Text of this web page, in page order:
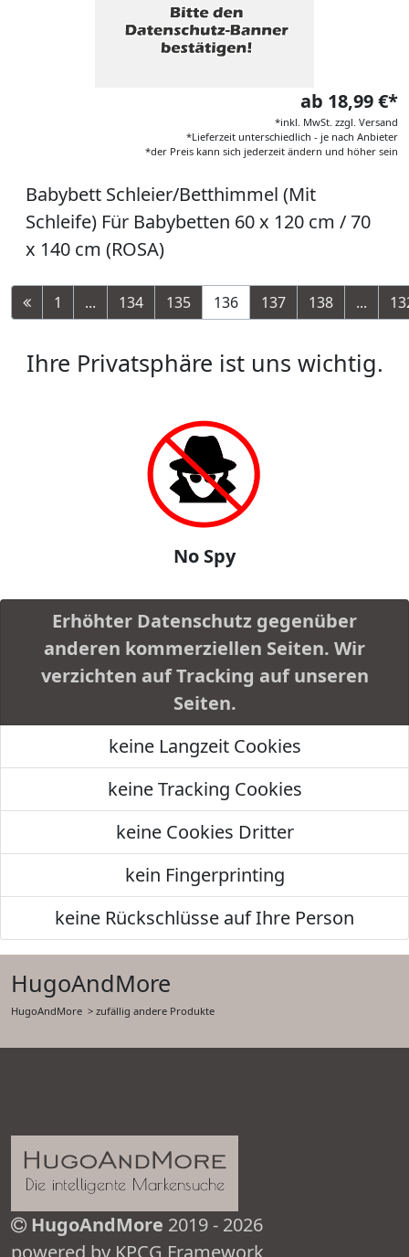
ab 18,99 €*
*inkl. MwSt. zzgl. Versand
*Lieferzeit unterschiedlich - je nach Anbieter
*der Preis kann sich jederzeit ändern und höher sein
Babybett Schleier/Betthimmel (Mit
Schleife) Für Babybetten 60 x 120 cm / 70
x 140 cm (ROSA)
1 ... 134 135 136 137 138 ...
Ihre Privatsphäre ist uns wichtig.
No Spy
Erhöhter Datenschutz gegenüber
anderen kommerziellen Seiten. Wir
verzichten auf Tracking auf unseren
Seiten.
keine Langzeit Cookies
keine Tracking Cookies
keine Cookies Dritter
kein Fingerprinting
keine Rückschlüsse auf Ihre Person
HugoAndMore
HugoAndMore > zufällig andere Produkte
HugoAndMore 2019 - 2026
powered by KPCG Framework